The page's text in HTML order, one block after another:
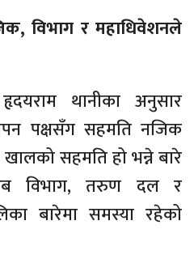
विभाग र महाधिवेशनले
थानीका अनुसार
पक्षसँग सहमति नजिक
सहमति हो भन्ने बारे
विभाग, तरुण दल र
बारेमा समस्या रहेको